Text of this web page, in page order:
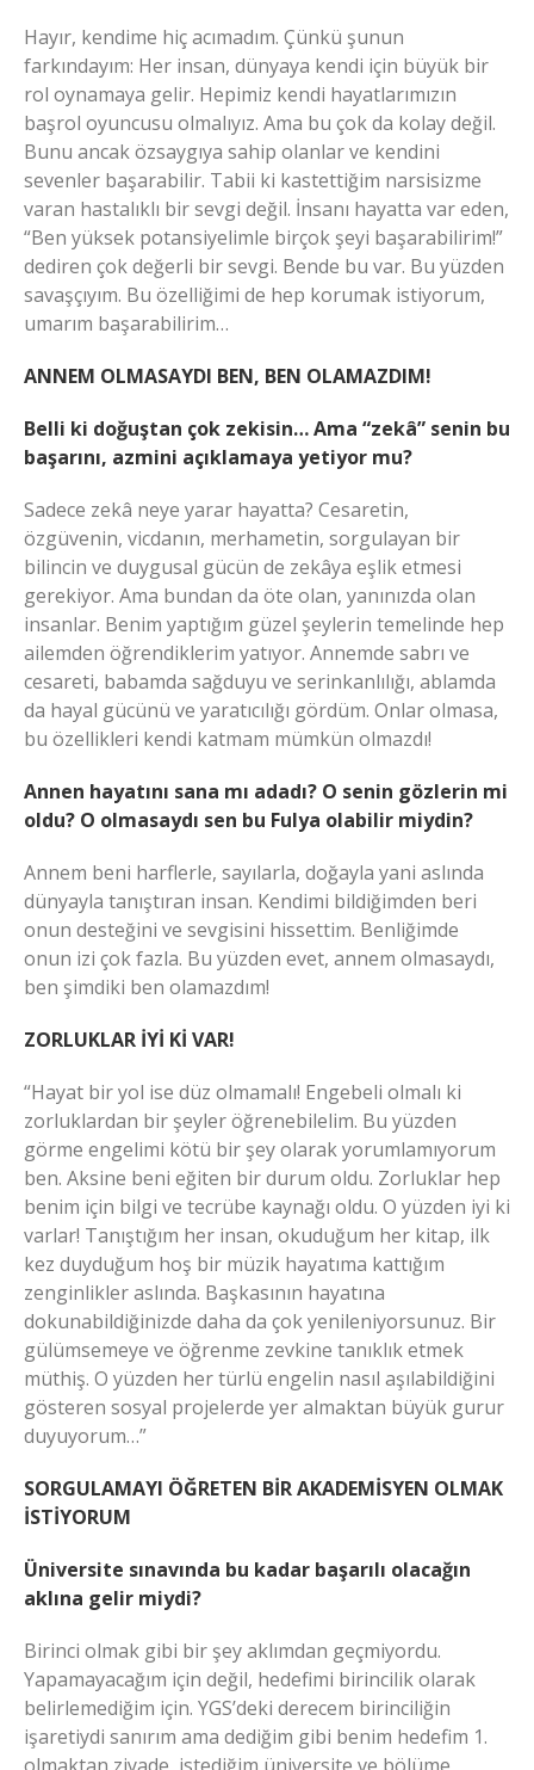
Hayır, kendime hiç acımadım. Çünkü şunun
farkındayım: Her insan, dünyaya kendi için büyük bir
rol oynamaya gelir. Hepimiz kendi hayatlarımızın
başrol oyuncusu olmalıyız. Ama bu çok da kolay değil.
Bunu ancak özsaygıya sahip olanlar ve kendini
sevenler başarabilir. Tabii ki kastettiğim narsisizme
varan hastalıklı bir sevgi değil. İnsanı hayatta var eden,
“Ben yüksek potansiyelimle birçok şeyi başarabilirim!”
dediren çok değerli bir sevgi. Bende bu var. Bu yüzden
savaşçıyım. Bu özelliğimi de hep korumak istiyorum,
umarım başarabilirim…
ANNEM OLMASAYDI BEN, BEN OLAMAZDIM!
Belli ki doğuştan çok zekisin… Ama “zekâ” senin bu
başarını, azmini açıklamaya yetiyor mu?
Sadece zekâ neye yarar hayatta? Cesaretin,
özgüvenin, vicdanın, merhametin, sorgulayan bir
bilincin ve duygusal gücün de zekâya eşlik etmesi
gerekiyor. Ama bundan da öte olan, yanınızda olan
insanlar. Benim yaptığım güzel şeylerin temelinde hep
ailemden öğrendiklerim yatıyor. Annemde sabrı ve
cesareti, babamda sağduyu ve serinkanlılığı, ablamda
da hayal gücünü ve yaratıcılığı gördüm. Onlar olmasa,
bu özellikleri kendi katmam mümkün olmazdı!
Annen hayatını sana mı adadı? O senin gözlerin mi
oldu? O olmasaydı sen bu Fulya olabilir miydin?
Annem beni harflerle, sayılarla, doğayla yani aslında
dünyayla tanıştıran insan. Kendimi bildiğimden beri
onun desteğini ve sevgisini hissettim. Benliğimde
onun izi çok fazla. Bu yüzden evet, annem olmasaydı,
ben şimdiki ben olamazdım!
ZORLUKLAR İYİ Kİ VAR!
“Hayat bir yol ise düz olmamalı! Engebeli olmalı ki
zorluklardan bir şeyler öğrenebilelim. Bu yüzden
görme engelimi kötü bir şey olarak yorumlamıyorum
ben. Aksine beni eğiten bir durum oldu. Zorluklar hep
benim için bilgi ve tecrübe kaynağı oldu. O yüzden iyi ki
varlar! Tanıştığım her insan, okuduğum her kitap, ilk
kez duyduğum hoş bir müzik hayatıma kattığım
zenginlikler aslında. Başkasının hayatına
dokunabildiğinizde daha da çok yenileniyorsunuz. Bir
gülümsemeye ve öğrenme zevkine tanıklık etmek
müthiş. O yüzden her türlü engelin nasıl aşılabildiğini
gösteren sosyal projelerde yer almaktan büyük gurur
duyuyorum…”
SORGULAMAYI ÖĞRETEN BİR AKADEMİSYEN OLMAK
İSTİYORUM
Üniversite sınavında bu kadar başarılı olacağın
aklına gelir miydi?
Birinci olmak gibi bir şey aklımdan geçmiyordu.
Yapamayacağım için değil, hedefimi birincilik olarak
belirlemediğim için. YGS’deki derecem birinciliğin
işaretiydi sanırım ama dediğim gibi benim hedefim 1.